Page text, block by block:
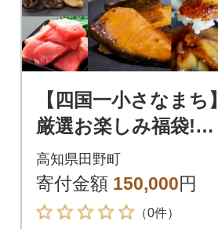
【四国一小さなまち】
厳選お楽しみ福袋!海
鮮人気グルメ定期便★
12ヶ月定期便★
高知県田野町
寄付金額 150,000円
（0件）